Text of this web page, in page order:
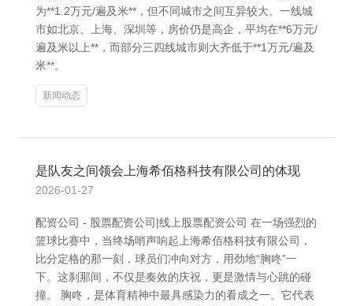
为**1.2万元/遍及米**，但不同城市之间互异较大。一线城
市如北京、上海、深圳等，房价仍是高企，平均在**6万元/
遍及米以上**，而部分三四线城市则大齐低于**1万元/遍及
米**。
新闻动态
是队友之间领会上海希佰格科技有限公司的体现
2026-01-27
配资公司 - 股票配资公司|线上股票配资公司 在一场强烈的
篮球比赛中，当终场哨声响起上海希佰格科技有限公司，
比分定格的那一刻，球员们冲向对方，用劲地“胸咚”一
下。这刹那间，不仅是奏效的庆祝，更是激情与心跳的碰
撞。 胸咚，是体育精神中最具感染力的看成之一。它代表